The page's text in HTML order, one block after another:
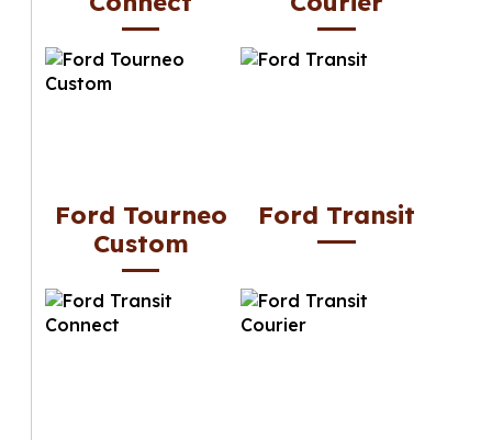
Ford Tourneo
Custom
Ford Transit